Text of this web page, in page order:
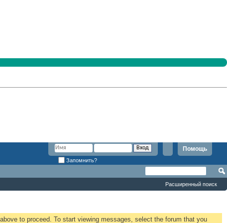
Помощь
Запомнить?
Расширенный поиск
to proceed. To start viewing messages, select the forum that you